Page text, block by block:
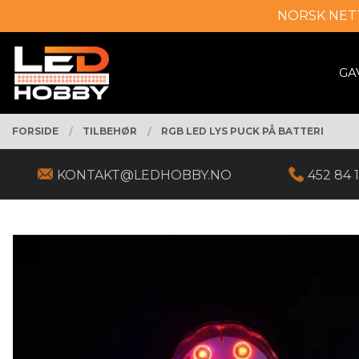
til
innholdet
NORSK
PRODUKTER
FORSIDE TILBEHØR RGB LED LYS PUCK PÅ BATTERI
KONTAKT@LEDHOBBY.NO 452 84